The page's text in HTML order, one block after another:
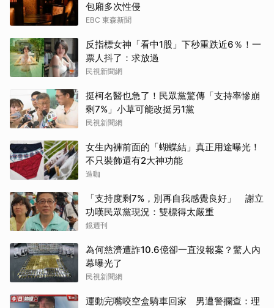
包廂多次性侵
EBC 東森新聞
反指標女神「看中1股」下秒重跌近6％！一
票人抖了：求放過
民視新聞網
挺柯名醫也急了！民眾黨驚傳「支持率慘崩
剩7%」小草可能改挺另1黨
民視新聞網
女生內褲前面的「蝴蝶結」真正用途曝光！
不只裝飾還有2大神功能
造咖
「支持度剩7%，別再自我感覺良好」 謝立
功嘆民眾黨現況：雙標得太嚴重
鏡週刊
為何慈濟遭詐10.6億卻一直沒報案？驚人內
幕曝光了
民視新聞網
運動完嘴咬空盒騎車回家 男遭警攔查：理
取消